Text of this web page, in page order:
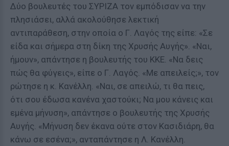
Δύο βουλευτές του ΣΥΡΙΖΑ τον εμπόδισαν να την
πλησιάσει, αλλά ακολούθησε λεκτική
αντιπαράθεση, στην οποία ο Γ. Λαγός της είπε: «Σε
είδα και σήμερα στη δίκη της Χρυσής Αυγής». «Ναι,
ήμουν», απάντησε η βουλευτής του ΚΚΕ. «Να δεις
πώς θα φύγεις», είπε ο Γ. Λαγός. «Με απειλείς;», τον
ρώτησε η κ. Κανέλλη. «Ναι, σε απειλώ, τι θα πεις,
ότι σου έδωσα κανένα χαστούκι; Να μου κάνεις και
εμένα μήνυση», απάντησε ο βουλευτής της Χρυσής
Αυγής. «Μήνυση δεν έκανα ούτε στον Κασιδιάρη, θα
κάνω σε εσένα;», ανταπάντησε η Λ. Κανέλλη.